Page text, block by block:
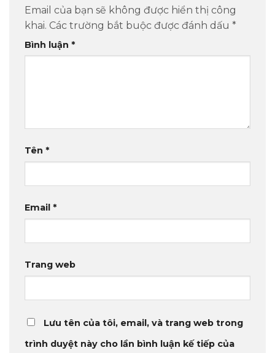
Email của bạn sẽ không được hiển thị công
khai. Các trường bắt buộc được đánh dấu *
Bình luận *
Tên *
Email *
Trang web
Lưu tên của tôi, email, và trang web trong
trình duyệt này cho lần bình luận kế tiếp của